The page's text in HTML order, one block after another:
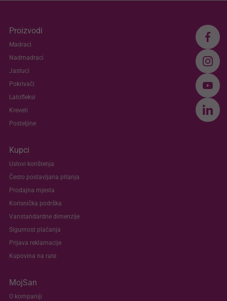
Proizvodi
Madraci
Nadmadraci
Jastuci
Pokrivači
Latofleksi
Kreveti
Posteljine
Kupci
Uslovi korištenja
Često postavljana pitanja
Prodajna mjesta
Korisnička podrška
Vanstandardne dimenzije
Sigurnost plaćanja
Prijava reklamacije
Kupovina na rate
MojSan
O kompaniji